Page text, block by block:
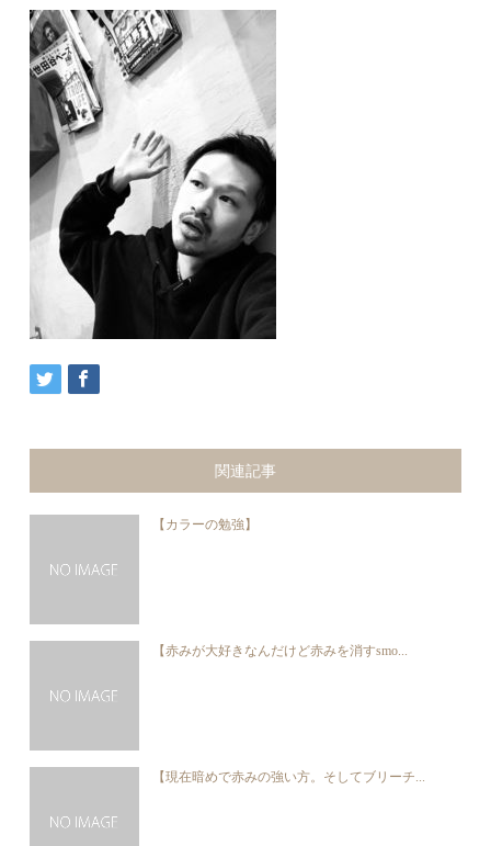
関連記事
【カラーの勉強】
【赤みが大好きなんだけど赤みを消すsmo...
【現在暗めで赤みの強い方。そしてブリーチ...